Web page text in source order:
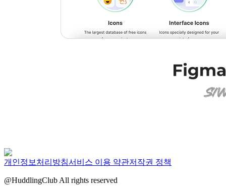
개인정보처리방침서비스 이용 약관저작권 정책
@HuddlingClub All rights reserved